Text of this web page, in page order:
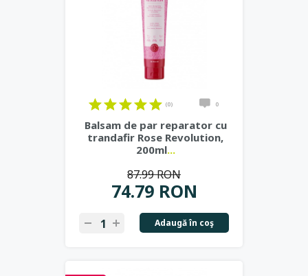
(0) 0
Balsam de par reparator cu
trandafir Rose Revolution,
200ml...
74.79 RON
87.99 RON
Adaugă în coş